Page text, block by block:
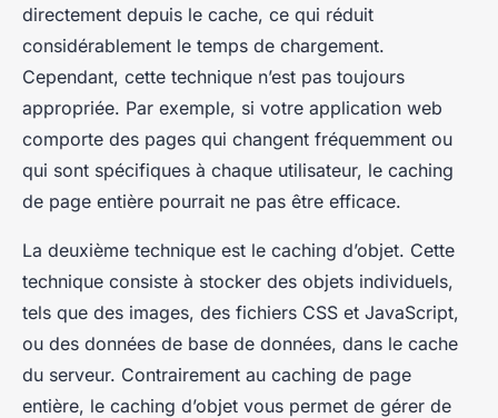
directement depuis le cache, ce qui réduit
considérablement le temps de chargement.
Cependant, cette technique n’est pas toujours
appropriée. Par exemple, si votre application web
comporte des pages qui changent fréquemment ou
qui sont spécifiques à chaque utilisateur, le caching
de page entière pourrait ne pas être efficace.
La deuxième technique est le caching d’objet. Cette
technique consiste à stocker des objets individuels,
tels que des images, des fichiers CSS et JavaScript,
ou des données de base de données, dans le cache
du serveur. Contrairement au caching de page
entière, le caching d’objet vous permet de gérer de